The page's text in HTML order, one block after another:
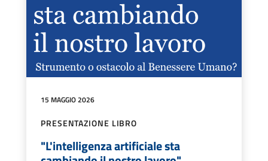
15 MAGGIO 2026
PRESENTAZIONE LIBRO
"L'intelligenza artificiale sta